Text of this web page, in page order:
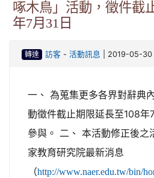
啄木鳥」活動，徵件截
年7月31日
轉達 訪客- 活動訊息 | 2019-05-30
一、 為蒐集更多各界對辭典
動徵件截止期限延長至108年
參與。 二、 本活動修正後之
家教育研究院最新消息
（http://www.naer.edu.tw/bin/